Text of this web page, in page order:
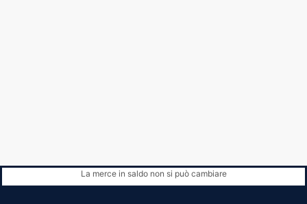
La merce in saldo non si può cambiare